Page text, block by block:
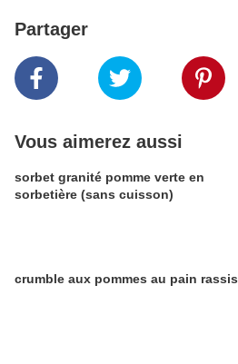
Partager
Vous aimerez aussi
sorbet granité pomme verte en
sorbetière (sans cuisson)
crumble aux pommes au pain rassis